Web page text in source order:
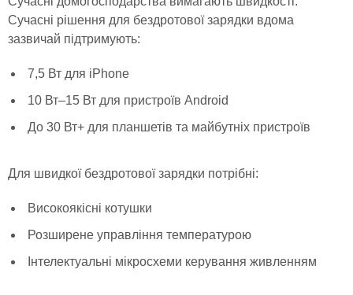
Сучасні рішення для бездротової зарядки вдома
зазвичай підтримують:
7,5 Вт для iPhone
10 Вт–15 Вт для пристроїв Android
До 30 Вт+ для планшетів та майбутніх пристроїв
Для швидкої бездротової зарядки потрібні:
Високоякісні котушки
Розширене управління температурою
Інтелектуальні мікросхеми керування живленням